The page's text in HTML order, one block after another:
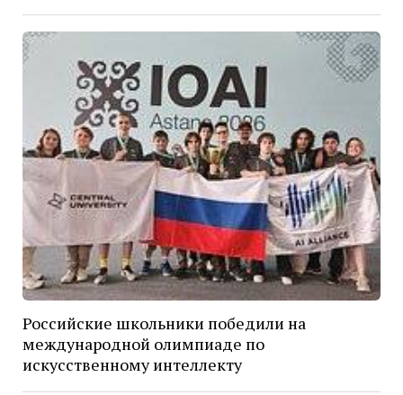
Российские школьники победили на
международной олимпиаде по
искусственному интеллекту